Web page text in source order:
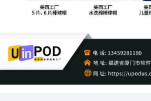
“你在 Facebook 上分享的所有内容都
制着谁能看到它以及如何进行分享。此
它。”扎克伯格说道，并未提及该公司
原则有多遥远。